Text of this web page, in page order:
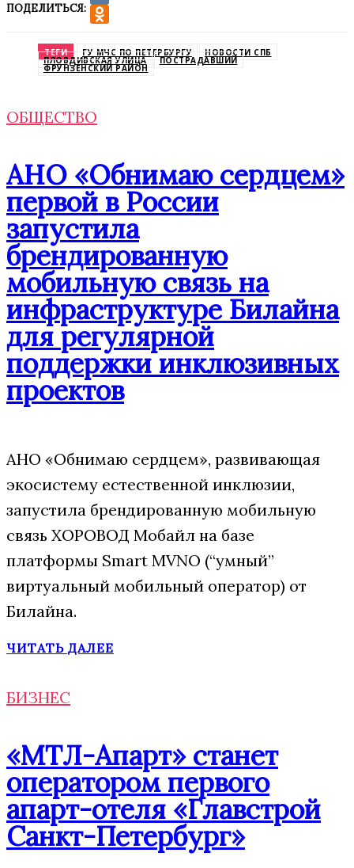
ПОДЕЛИТЬСЯ:
VK
ТЕГИ ГУ МЧС ПО ПЕТЕРБУРГУ НОВОСТИ СПБ
ПЛОВДИВСКАЯ УЛИЦА ПОСТРАДАВШИЙ
ФРУНЗЕНСКИЙ РАЙОН
ОБЩЕСТВО
АНО «Обнимаю сердцем»
первой в России
запустила
брендированную
мобильную связь на
инфраструктуре Билайна
для регулярной
поддержки инклюзивных
проектов
АНО «Обнимаю сердцем», развивающая
экосистему естественной инклюзии,
запустила брендированную мобильную
связь ХОРОВОД Мобайл на базе
платформы Smart MVNO (“умный”
виртуальный мобильный оператор) от
Билайна.
ЧИТАТЬ ДАЛЕЕ
БИЗНЕС
«МТЛ-Апарт» станет
оператором первого
апарт-отеля «Главстрой
Санкт-Петербург»